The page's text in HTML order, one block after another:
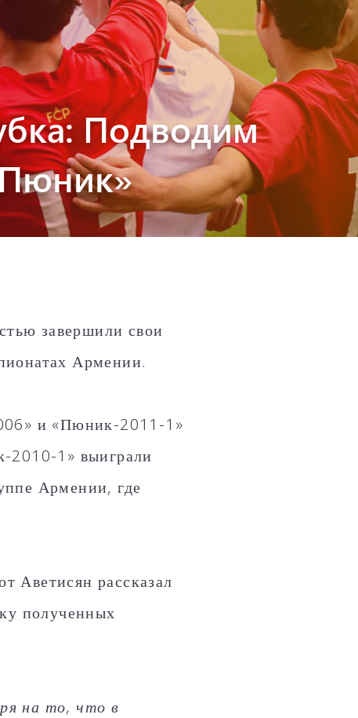
Подводим
завершили свои
Армении.
и «Пюник-2011-1»
2010-1» выиграли
Армении, где
Аветисян рассказал
полученных
на то, что в